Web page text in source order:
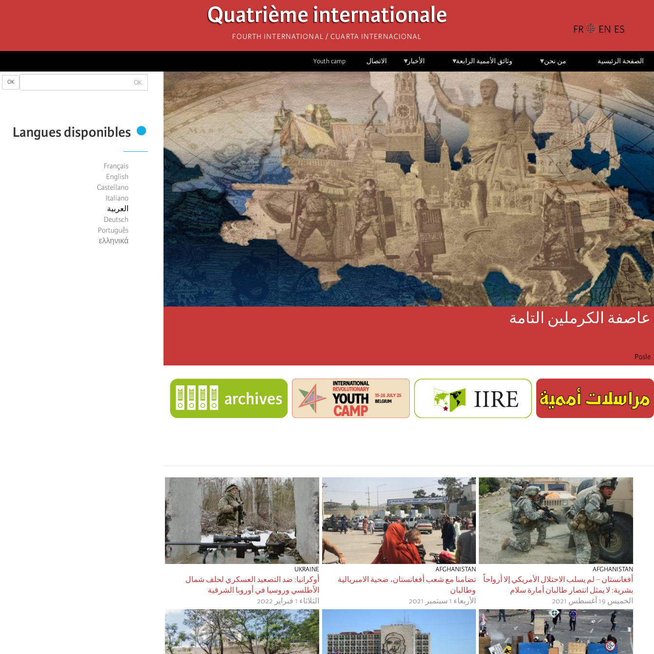
Quatrième internationale
Fourth International / Cuarta Internacional
الصفحة الرئيسية من نحن وثائق الأممية الرابعة الأخبار الاتصال Youth camp
OK
OK
Langues disponibles
Français
English
Castellano
Italiano
العربية
Deutsch
Português
ελληνικά
عاصفة الكرملين التامة
Posle
UKRAINE
أوكرانيا: ضد التصعيد العسكري لحلف شمال
الأطلسي وروسيا في أوروبا الشرقية
الثلاثاء 1 فبراير 2022
AFGHANISTAN
تضامنا مع شعب أفغانستان، ضحية الامبريالية
وطالبان
الأربعاء 1 سبتمبر 2021
AFGHANISTAN
أفغانستان – لم يسلب الاحتلال الأمريكي إلا أرواحاً
بشرية: لا يمثل انتصار طالبان أمارة سلام
الخميس 19 أغسطس 2021